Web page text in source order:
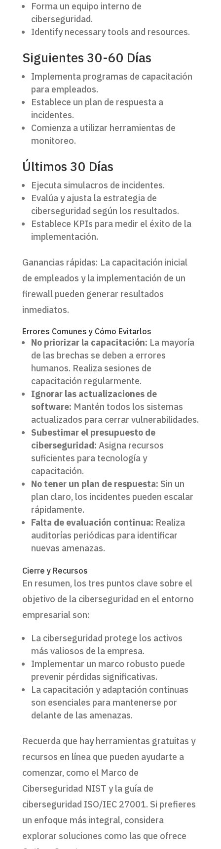
Forma un equipo interno de
ciberseguridad.
Identify necessary tools and resources.
Siguientes 30-60 Días
Implementa programas de capacitación
para empleados.
Establece un plan de respuesta a
incidentes.
Comienza a utilizar herramientas de
monitoreo.
Últimos 30 Días
Ejecuta simulacros de incidentes.
Evalúa y ajusta la estrategia de
ciberseguridad según los resultados.
Establece KPIs para medir el éxito de la
implementación.
Ganancias rápidas: La capacitación inicial
de empleados y la implementación de un
firewall pueden generar resultados
inmediatos.
Errores Comunes y Cómo Evitarlos
No priorizar la capacitación: La mayoría
de las brechas se deben a errores
humanos. Realiza sesiones de
capacitación regularmente.
Ignorar las actualizaciones de
software: Mantén todos los sistemas
actualizados para cerrar vulnerabilidades.
Subestimar el presupuesto de
ciberseguridad: Asigna recursos
suficientes para tecnología y
capacitación.
No tener un plan de respuesta: Sin un
plan claro, los incidentes pueden escalar
rápidamente.
Falta de evaluación continua: Realiza
auditorías periódicas para identificar
nuevas amenazas.
Cierre y Recursos
En resumen, los tres puntos clave sobre el
objetivo de la ciberseguridad en el entorno
empresarial son:
La ciberseguridad protege los activos
más valiosos de la empresa.
Implementar un marco robusto puede
prevenir pérdidas significativas.
La capacitación y adaptación continuas
son esenciales para mantenerse por
delante de las amenazas.
Recuerda que hay herramientas gratuitas y
recursos en línea que pueden ayudarte a
comenzar, como el Marco de
Ciberseguridad NIST y la guía de
ciberseguridad ISO/IEC 27001. Si prefieres
un enfoque más integral, considera
explorar soluciones como las que ofrece